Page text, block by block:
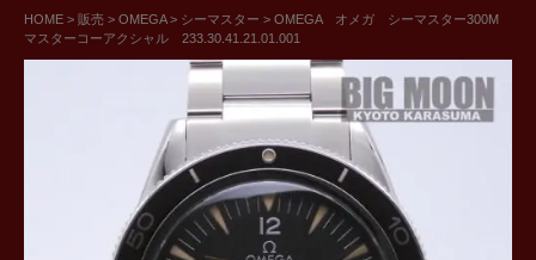
HOME > 販売 > OMEGA> シーマスター > OMEGA オメガ シーマスター300M
マスターコーアクシャル 233.30.41.21.01.001